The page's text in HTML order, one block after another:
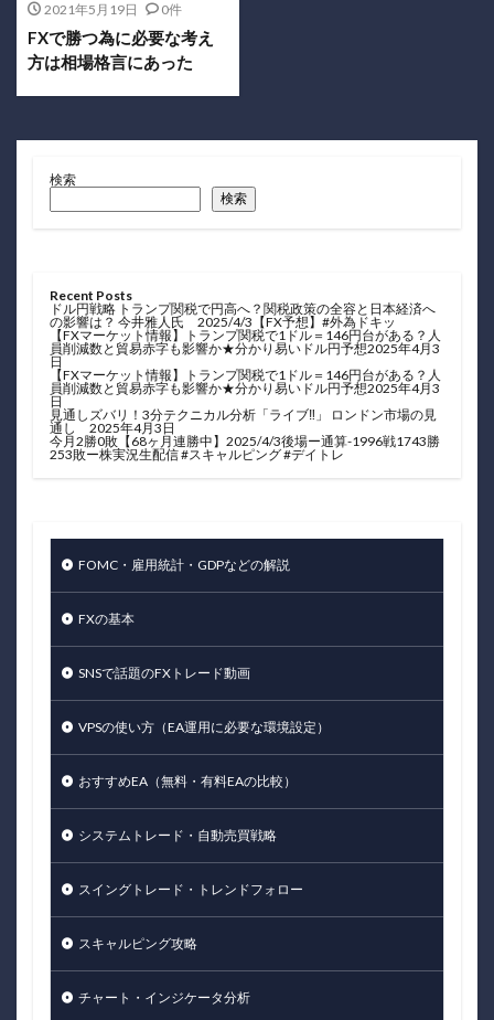
2021年5月19日 0件
FXで勝つ為に必要な考え
方は相場格言にあった
検索
検索
Recent Posts
ドル円戦略 トランプ関税で円高へ？関税政策の全容と日本経済へ
の影響は？ 今井雅人氏 2025/4/3【FX予想】#外為ドキッ
【FXマーケット情報】トランプ関税で1ドル＝146円台がある？人
員削減数と貿易赤字も影響か★分かり易いドル円予想2025年4月3
日
【FXマーケット情報】トランプ関税で1ドル＝146円台がある？人
員削減数と貿易赤字も影響か★分かり易いドル円予想2025年4月3
日
見通しズバリ！3分テクニカル分析「ライブ‼」 ロンドン市場の見
通し 2025年4月3日
今月2勝0敗【68ヶ月連勝中】2025/4/3後場ー通算-1996戦1743勝
253敗ー株実況生配信 #スキャルピング #デイトレ
FOMC・雇用統計・GDPなどの解説
FXの基本
SNSで話題のFXトレード動画
VPSの使い方（EA運用に必要な環境設定）
おすすめEA（無料・有料EAの比較）
システムトレード・自動売買戦略
スイングトレード・トレンドフォロー
スキャルピング攻略
チャート・インジケータ分析